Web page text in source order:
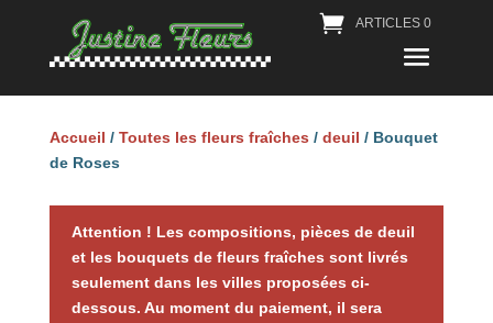
ARTICLES 0
Accueil / Toutes les fleurs fraîches / deuil / Bouquet
de Roses
Attention ! Les compositions, pièces de deuil
et les bouquets de fleurs fraîches sont livrés
seulement dans les villes proposées ci-
dessous. Au moment du paiement, il sera